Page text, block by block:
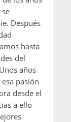
Después
hasta
del
años
pasión
desde el
a ello